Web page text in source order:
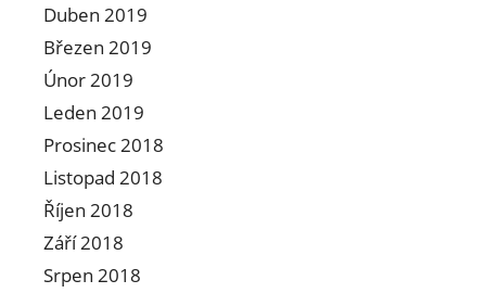
Duben 2019
Březen 2019
Únor 2019
Leden 2019
Prosinec 2018
Listopad 2018
Říjen 2018
Září 2018
Srpen 2018